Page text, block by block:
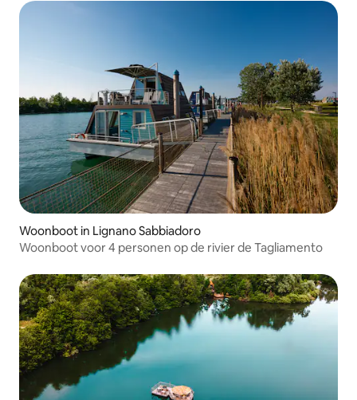
Woonboot in Lignano Sabbiadoro
Woonboot voor 4 personen op de rivier de Tagliamento